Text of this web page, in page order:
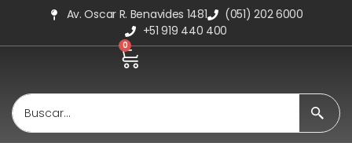
Av. Oscar R. Benavides 1481
(051) 202 6000
+51 919 440 400
0